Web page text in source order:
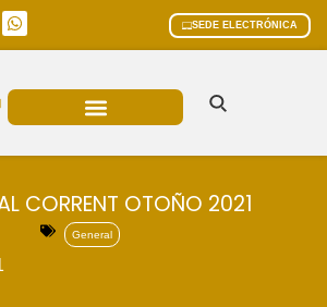
SEDE ELECTRÓNICA
CORRENT OTOÑO 2021
General